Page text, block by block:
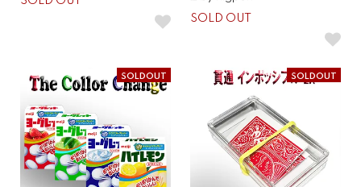
SOLD OUT
SOLDOUT SOLDOUT